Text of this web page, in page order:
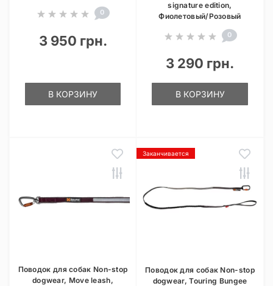
0
3 950 грн.
В КОРЗИНУ
signature edition,
Фиолетовый/Розовый
0
3 290 грн.
В КОРЗИНУ
Поводок для собак Non-stop
dogwear, Move leash,
Заканчивается
Поводок для собак Non-stop
dogwear, Touring Bungee